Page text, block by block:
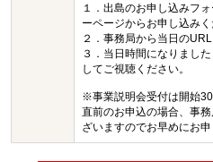
１．出島のお申し込みフ
ーページからお申し込みく
２．事務局から当日の
３．当日時間になりまし
してご視聴ください。
※事業説明会受付は開始30
直前のお申込の場合、事
ざいますのでお早めにお申